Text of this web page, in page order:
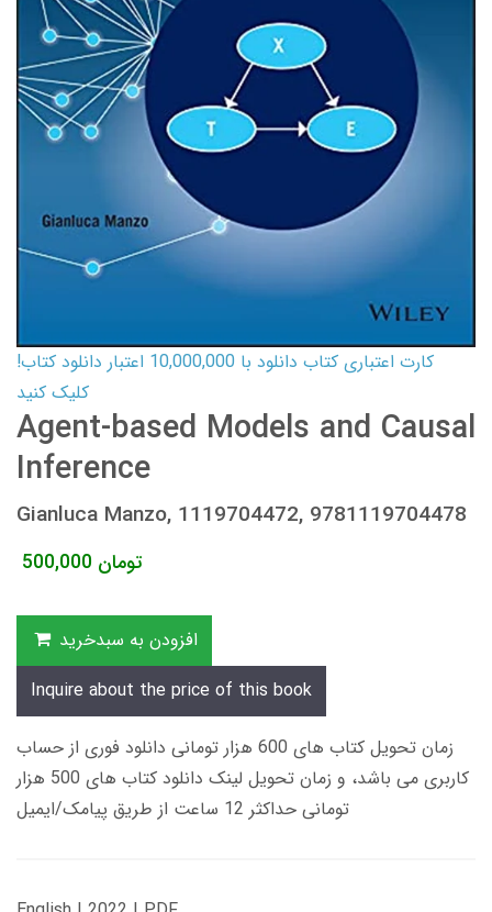
کارت اعتباری کتاب دانلود با 10,000,000 اعتبار دانلود کتاب!
کلیک کنید
Agent-based Models and Causal
Inference
Gianluca Manzo, 1119704472, 9781119704478
500,000 تومان
افزودن به سبدخرید
Inquire about the price of this book
زمان تحویل کتاب های 600 هزار تومانی دانلود فوری از حساب
کاربری می باشد، و زمان تحویل لینک دانلود کتاب های 500 هزار
تومانی حداکثر 12 ساعت از طریق پیامک/ایمیل